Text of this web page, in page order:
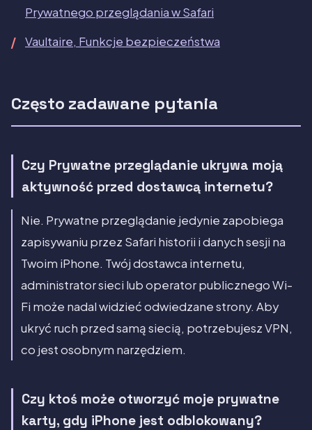
Prywatnego przeglądania w Safari
Vaultaire, Funkcje bezpieczeństwa
Często zadawane pytania
Czy Prywatne przeglądanie ukrywa moją
aktywność przed dostawcą internetu?
Nie. Prywatne przeglądanie jedynie zapobiega
zapisywaniu przez Safari historii i danych sesji na
Twoim iPhone. Twój dostawca internetu,
administrator sieci lub operator publicznego Wi-
Fi może nadal widzieć odwiedzane strony. Aby
ukryć ruch przed samą siecią, potrzebujesz VPN,
co jest osobnym narzędziem.
Czy ktoś może otworzyć moje prywatne
karty, gdy iPhone jest odblokowany?